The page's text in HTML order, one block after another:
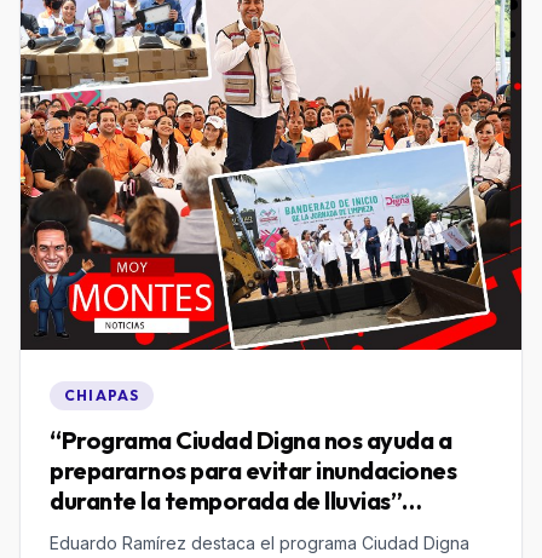
CHIAPAS
“Programa Ciudad Digna nos ayuda a
prepararnos para evitar inundaciones
durante la temporada de lluvias”
Eduardo Ramírez destaca el programa Ciudad Digna